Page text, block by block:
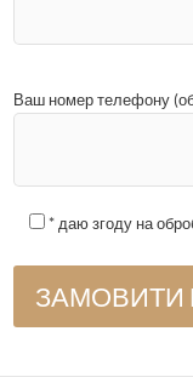
Ваш номер телефону
* даю згоду на